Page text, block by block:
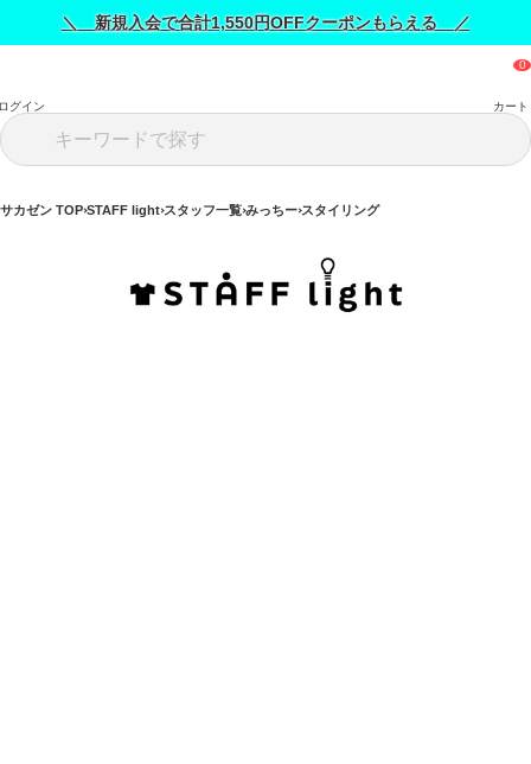
＼ 新規入会で合計1,550円OFFクーポンもらえる ／
グイン カート
サカゼン TOP STAFF light スタッフ一覧 みっちー スタイリング